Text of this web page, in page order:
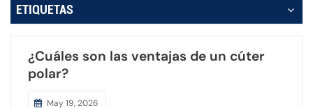
Português
ETIQUETAS
¿Cuáles son las ventajas de un cúter
polar?
May 19, 2026